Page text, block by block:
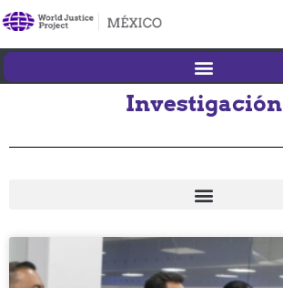
Investigación